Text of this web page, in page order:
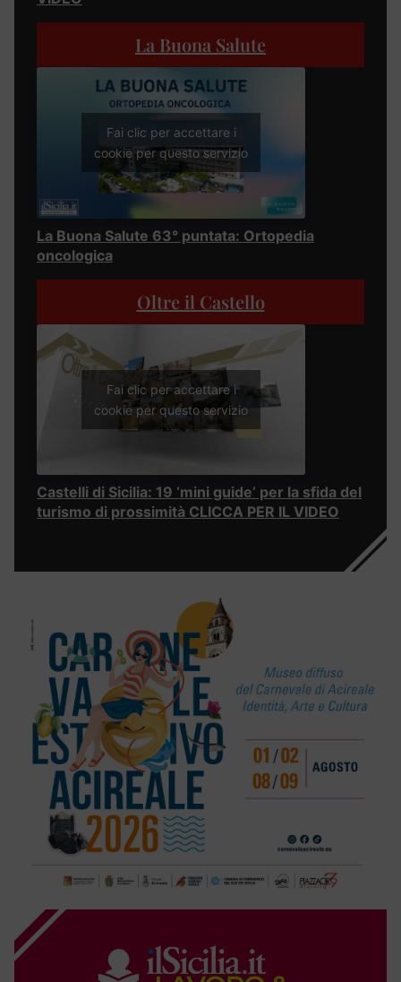
La Buona Salute
Fai clic per accettare i
cookie per questo servizio
La Buona Salute 63° puntata: Ortopedia
oncologica
Oltre il Castello
Fai clic per accettare i
cookie per questo servizio
Castelli di Sicilia: 19 ‘mini guide’ per la sfida del
turismo di prossimità CLICCA PER IL VIDEO